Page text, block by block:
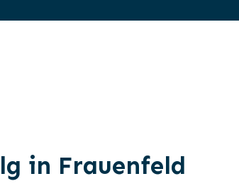
in Frauenfeld